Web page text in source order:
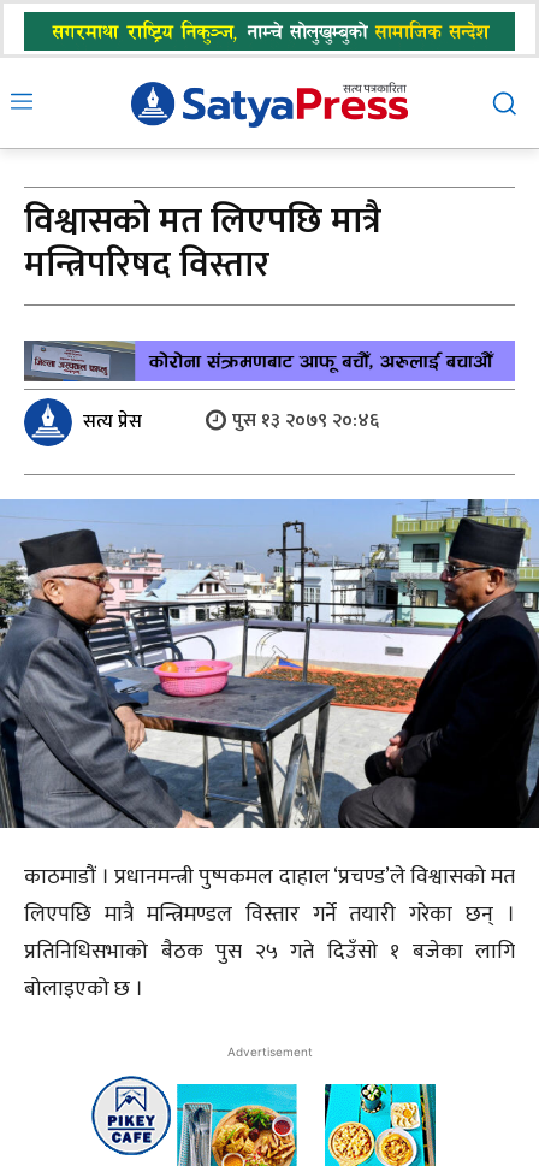
विश्वासको मत लिएपछि मात्रै
मन्त्रिपरिषद विस्तार
सत्य प्रेस पुस १३ २०७९ २०:४६
काठमाडौं । प्रधानमन्त्री पुष्पकमल दाहाल ‘प्रचण्ड’ले विश्वासको मत
लिएपछि मात्रै मन्त्रिमण्डल विस्तार गर्ने तयारी गरेका छन् ।
प्रतिनिधिसभाको बैठक पुस २५ गते दिउँसो १ बजेका लागि
बोलाइएको छ ।
Advertisement